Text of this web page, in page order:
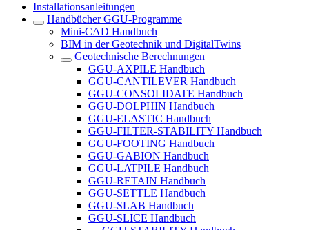
Installationsanleitungen
Handbücher GGU-Programme
Mini-CAD Handbuch
BIM in der Geotechnik und DigitalTwins
Geotechnische Berechnungen
GGU-AXPILE Handbuch
GGU-CANTILEVER Handbuch
GGU-CONSOLIDATE Handbuch
GGU-DOLPHIN Handbuch
GGU-ELASTIC Handbuch
GGU-FILTER-STABILITY Handbuch
GGU-FOOTING Handbuch
GGU-GABION Handbuch
GGU-LATPILE Handbuch
GGU-RETAIN Handbuch
GGU-SETTLE Handbuch
GGU-SLAB Handbuch
GGU-SLICE Handbuch